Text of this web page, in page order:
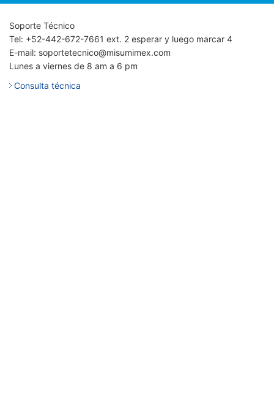
Soporte Técnico
Tel: +52-442-672-7661 ext. 2 esperar y luego marcar 4
E-mail: soportetecnico@misumimex.com
Lunes a viernes de 8 am a 6 pm
Consulta técnica